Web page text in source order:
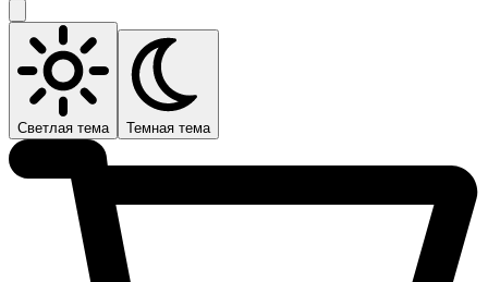
Светлая тема Темная тема